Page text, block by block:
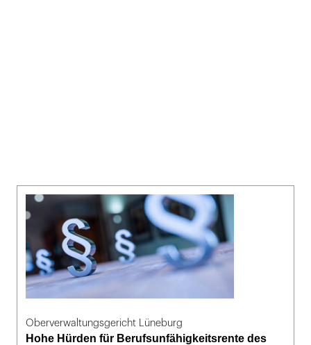
Oberverwaltungsgericht Lüneburg
Hohe Hürden für Berufsunfähigkeitsrente des